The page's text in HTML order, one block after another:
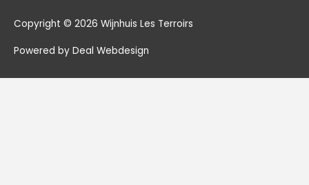
Copyright © 2026 Wijnhuis Les Terroirs
Powered by Deal Webdesign